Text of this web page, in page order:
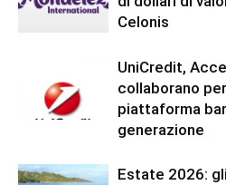
Celonis
UniCredit,
collaborano
piattaforma
generazione
Estate 2026: